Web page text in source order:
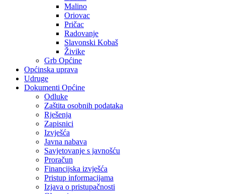
Malino
Oriovac
Pričac
Radovanje
Slavonski Kobaš
Živike
Grb Općine
Općinska uprava
Udruge
Dokumenti Općine
Odluke
Zaštita osobnih podataka
Rješenja
Zapisnici
Izvješća
Javna nabava
Savjetovanje s javnošću
Proračun
Financijska izvješća
Pristup informacijama
Izjava o pristupačnosti